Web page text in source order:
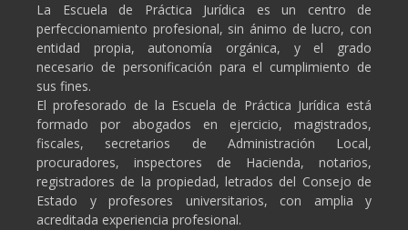
La Escuela de Práctica Jurídica es un centro de
perfeccionamiento profesional, sin ánimo de lucro, con
entidad propia, autonomía orgánica, y el grado
necesario de personificación para el cumplimiento de
sus fines.
El profesorado de la Escuela de Práctica Jurídica está
formado por abogados en ejercicio, magistrados,
fiscales, secretarios de Administración Local,
procuradores, inspectores de Hacienda, notarios,
registradores de la propiedad, letrados del Consejo de
Estado y profesores universitarios, con amplia y
acreditada experiencia profesional.